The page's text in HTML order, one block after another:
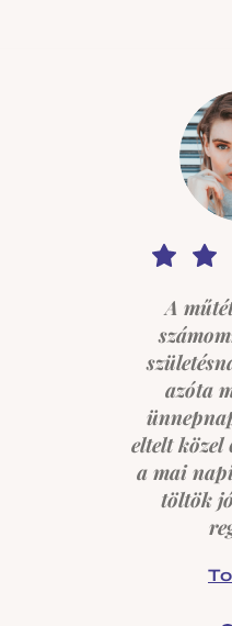
A
azóta
eltelt
a mai
töltök